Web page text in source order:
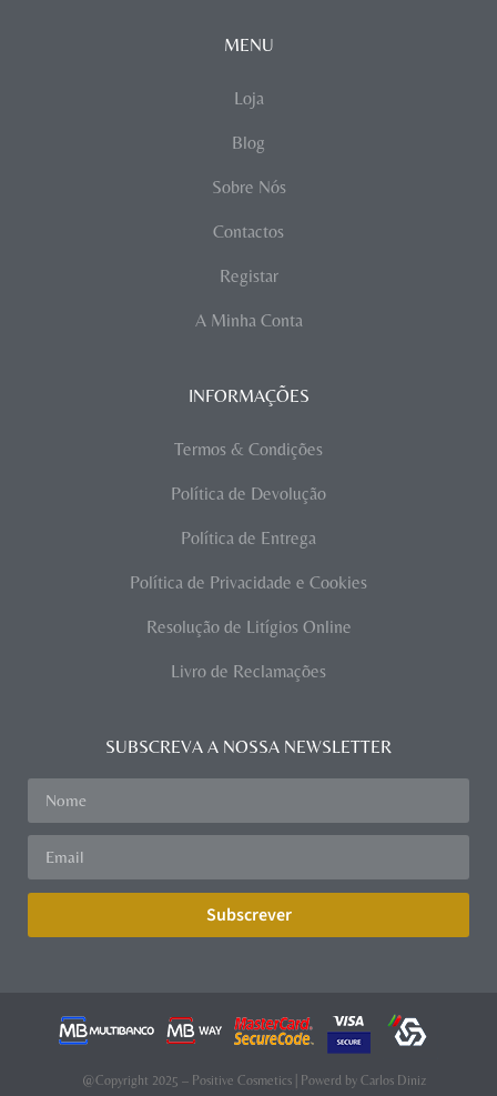
MENU
Loja
Blog
Sobre Nós
Contactos
Registar
A Minha Conta
INFORMAÇÕES
Termos & Condições
Política de Devolução
Política de Entrega
Política de Privacidade e Cookies
Resolução de Litígios Online
Livro de Reclamações
SUBSCREVA A NOSSA NEWSLETTER
Subscrever
@Copyright 2025 – Positive Cosmetics | Powerd by Carlos Diniz